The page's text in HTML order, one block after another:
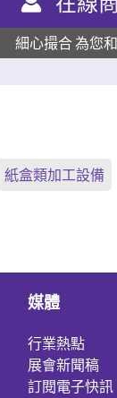
細心撮合 為您
紙盒類加工設備
媒體
行業熱點
展會新聞稿
訂閱電子快訊